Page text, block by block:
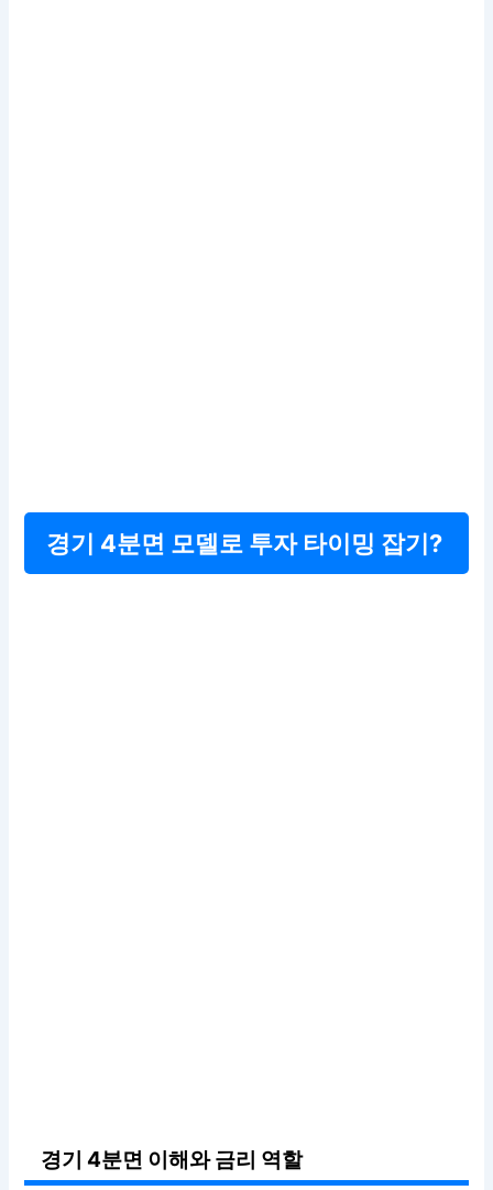
경기 4분면 모델로 투자 타이밍 잡기?
경기 4분면 이해와 금리 역할